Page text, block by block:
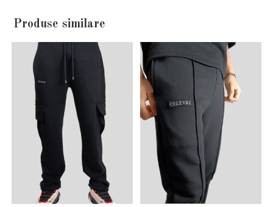
Produse similare